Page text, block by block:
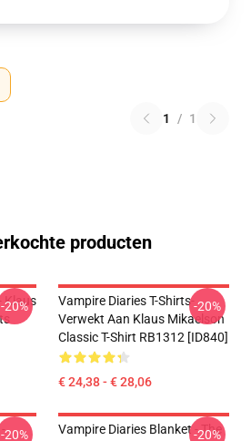
1 / 1
producten
Klaus
-20%
Vampire Diaries T-Shirts-
Verwekt Aan Klaus Mikaelson
Classic T-Shirt RB1312 [ID840]
€ 24,38 - € 28,06
-20%
-20%
Vampire Diaries Blanket - The
-20%